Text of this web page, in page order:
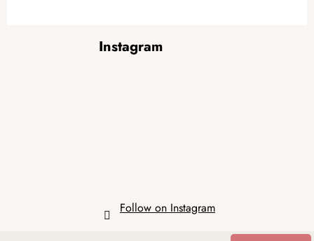
Instagram
Follow on Instagram